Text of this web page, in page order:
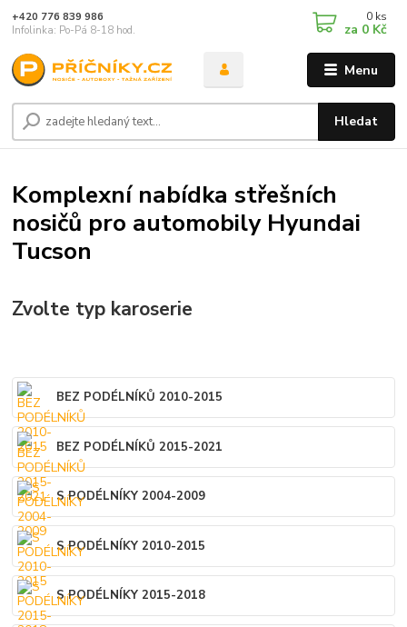
Menu
Hledat
+420 776 839 986
Infolinka: Po-Pá 8-18 hod.
0 ks
za 0 Kč
Komplexní nabídka střešních
nosičů pro automobily Hyundai
Tucson
Zvolte typ karoserie
BEZ PODÉLNÍKŮ 2010-2015
BEZ PODÉLNÍKŮ 2015-2021
S PODÉLNÍKY 2004-2009
S PODÉLNÍKY 2010-2015
S PODÉLNÍKY 2015-2018